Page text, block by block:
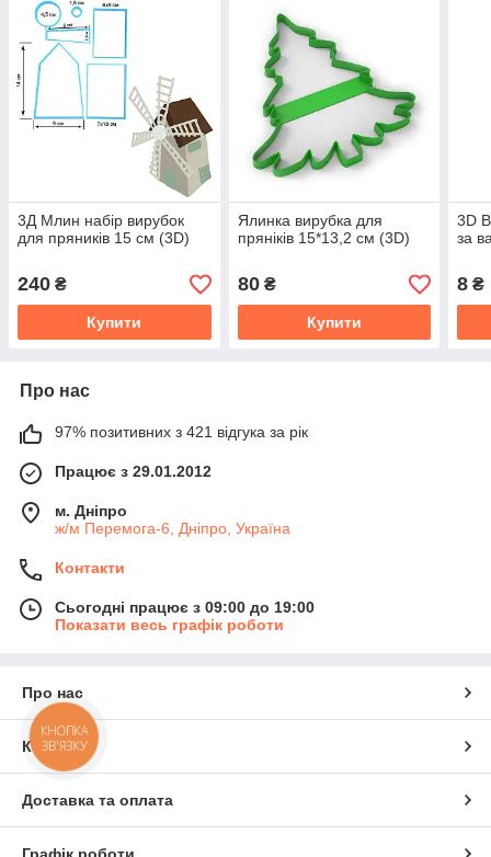
3Д Млин набір вирубок
для пряників 15 см (3D)
240 ₴
Купити
Ялинка вирубка для
пряніків 15*13,2 см (3D)
80₴
Купити
3D
за
8 ₴
Про нас
97% позитивних з 421 відгука за рік
Працює з 29.01.2012
м. Дніпро
ж/м Перемога-6, Дніпро, Україна
Контакти
Сьогодні працює з 09:00 до 19:00
Показати весь графік роботи
Про нас
Контакти
Доставка та оплата
КНОПКА
ЗВ'ЯЗКУ